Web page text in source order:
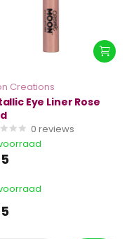
Creations
Eye Liner Rose
0 reviews